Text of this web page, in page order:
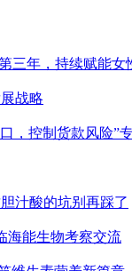
三年，持续赋能女
战略
，控制货款风险”
汁酸的坑别再踩了
海能生物考察交流